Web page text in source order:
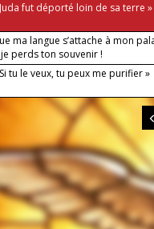
fut déporté loin de sa terre »
ma langue s’attache à mon
perds ton souvenir !
tu le veux, tu peux me purifier »